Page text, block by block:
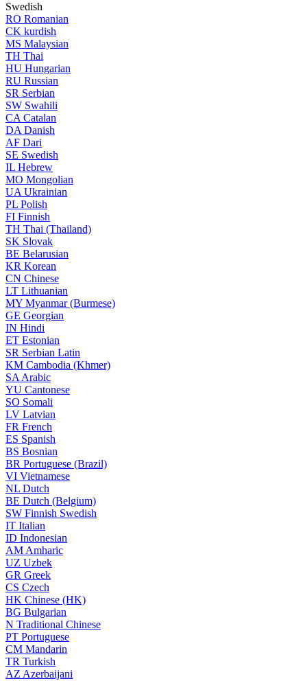
Swedish
RO Romanian
CK kurdish
MS Malaysian
TH Thai
HU Hungarian
RU Russian
SR Serbian
SW Swahili
CA Catalan
DA Danish
AF Dari
SE Swedish
IL Hebrew
MO Mongolian
UA Ukrainian
PL Polish
FI Finnish
TH Thai (Thailand)
SK Slovak
BE Belarusian
KR Korean
CN Chinese
LT Lithuanian
MY Myanmar (Burmese)
GE Georgian
IN Hindi
ET Estonian
SR Serbian Latin
KM Cambodia (Khmer)
SA Arabic
YU Cantonese
SO Somali
LV Latvian
FR French
ES Spanish
BS Bosnian
BR Portuguese (Brazil)
VI Vietnamese
NL Dutch
BE Dutch (Belgium)
SW Finnish Swedish
IT Italian
ID Indonesian
AM Amharic
UZ Uzbek
GR Greek
CS Czech
HK Chinese (HK)
BG Bulgarian
N Traditional Chinese
PT Portuguese
CM Mandarin
TR Turkish
AZ Azerbaijani